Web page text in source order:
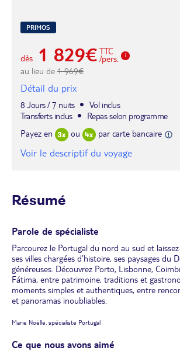
PRIMOS
dès 1 829€ TTC
/pers.
au lieu de 1 969€
Détail du prix
8 Jours / 7 nuits
Vol inclus
Transferts inclus
Repas selon programme
Payez en
ou par carte bancaire
Voir le descriptif du voyage
Résumé
Parole de spécialiste
Parcourez le Portugal du nord au sud et
ses villes chargées d’histoire, ses paysages du
généreuses. Découvrez Porto, Lisbonne,
Fátima, entre patrimoine, traditions et
moments simples et authentiques, entre
et panoramas inoubliables.
Marie Noëlle. spécialiste Portugal
Ce que nous avons aimé